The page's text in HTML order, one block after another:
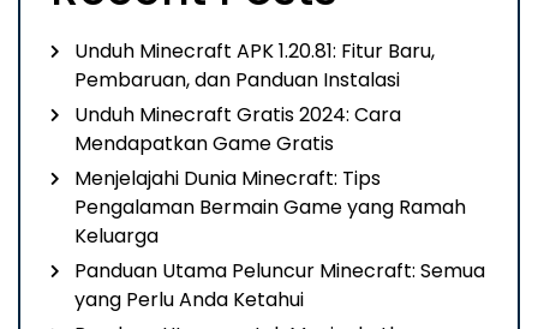
Unduh Minecraft APK 1.20.81: Fitur Baru,
Pembaruan, dan Panduan Instalasi
Unduh Minecraft Gratis 2024: Cara
Mendapatkan Game Gratis
Menjelajahi Dunia Minecraft: Tips
Pengalaman Bermain Game yang Ramah
Keluarga
Panduan Utama Peluncur Minecraft: Semua
yang Perlu Anda Ketahui